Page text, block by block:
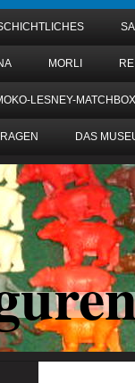
MORLI
LESNEY-MATCHBOX
DAS